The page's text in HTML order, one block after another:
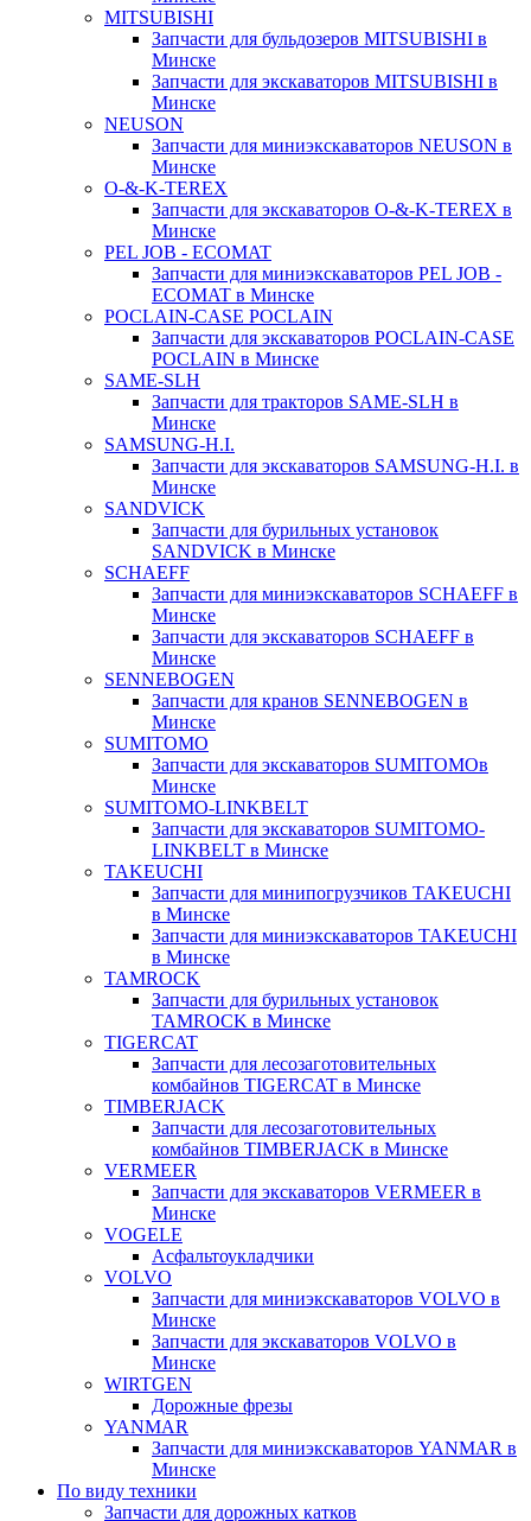
MITSUBISHI
Запчасти для бульдозеров MITSUBISHI в
Минске
Запчасти для экскаваторов MITSUBISHI в
Минске
NEUSON
Запчасти для миниэкскаваторов NEUSON в
Минске
O-&-K-TEREX
Запчасти для экскаваторов O-&-K-TEREX в
Минске
PEL JOB - ECOMAT
Запчасти для миниэкскаваторов PEL JOB -
ECOMAT в Минске
POCLAIN-CASE POCLAIN
Запчасти для экскаваторов POCLAIN-CASE
POCLAIN в Минске
SAME-SLH
Запчасти для тракторов SAME-SLH в
Минске
SAMSUNG-H.I.
Запчасти для экскаваторов SAMSUNG-H.I. в
Минске
SANDVICK
Запчасти для бурильных установок
SANDVICK в Минске
SCHAEFF
Запчасти для миниэкскаваторов SCHAEFF в
Минске
Запчасти для экскаваторов SCHAEFF в
Минске
SENNEBOGEN
Запчасти для кранов SENNEBOGEN в
Минске
SUMITOMO
Запчасти для экскаваторов SUMITOMOв
Минске
SUMITOMO-LINKBELT
Запчасти для экскаваторов SUMITOMO-
LINKBELT в Минске
TAKEUCHI
Запчасти для минипогрузчиков TAKEUCHI
в Минске
Запчасти для миниэкскаваторов TAKEUCHI
в Минске
TAMROCK
Запчасти для бурильных установок
TAMROCK в Минске
TIGERCAT
Запчасти для лесозаготовительных
комбайнов TIGERCAT в Минске
TIMBERJACK
Запчасти для лесозаготовительных
комбайнов TIMBERJACK в Минске
VERMEER
Запчасти для экскаваторов VERMEER в
Минске
VOGELE
Асфальтоукладчики
VOLVO
Запчасти для миниэкскаваторов VOLVO в
Минске
Запчасти для экскаваторов VOLVO в
Минске
WIRTGEN
Дорожные фрезы
YANMAR
Запчасти для миниэкскаваторов YANMAR в
Минске
По виду техники
Запчасти для дорожных катков